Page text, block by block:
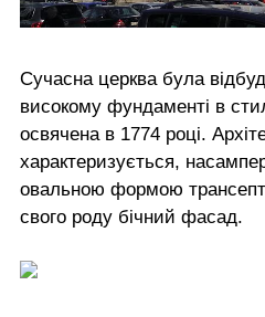
Сучасна церква була
високому фундаменті в
освячена в 1774 році.
характеризується,
овальною формою
свого роду бічний фасад.